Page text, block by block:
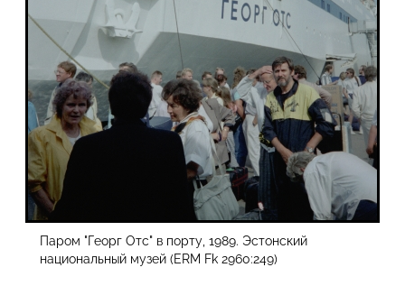
Паром "Георг Отс" в порту, 1989. Эстонский
национальный музей (ERM Fk 2960:249)